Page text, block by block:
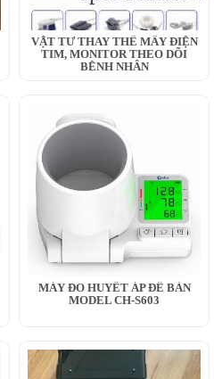
VẬT TƯ THAY THẾ MÂY ĐIỆN
TIM, MONITOR THEO DÕI
BỆNH NHÂN
MÁY ĐO HUYẾT ÁP ĐỂ BÀN
MODEL CH-S603